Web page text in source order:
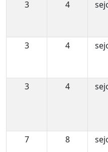
3
4
3
4
3
4
7
8